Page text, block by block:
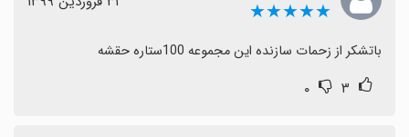
★★★★★
باتشکر از زحمات سازنده این مجموعه 100ستاره حقشه
۳ ۰